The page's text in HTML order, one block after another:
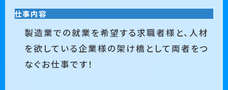
仕事内容
製造業での就業を希望する求職者様と、人材
を欲している企業様の架け橋として両者をつ
なぐお仕事です！